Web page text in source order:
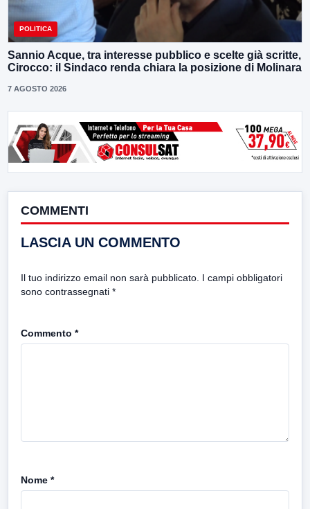
POLITICA
Sannio Acque, tra interesse pubblico e scelte già scritte,
Cirocco: il Sindaco renda chiara la posizione di Molinara
7 AGOSTO 2026
COMMENTI
LASCIA UN COMMENTO
Il tuo indirizzo email non sarà pubblicato. I campi obbligatori
sono contrassegnati *
Commento *
Nome *